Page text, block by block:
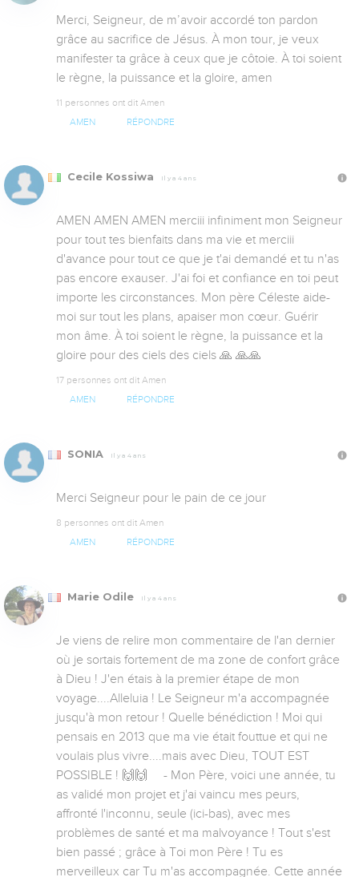
Merci, Seigneur, de m’avoir accordé ton pardon
grâce au sacrifice de Jésus. À mon tour, je veux
manifester ta grâce à ceux que je côtoie. À toi soient
le règne, la puissance et la gloire, amen
11 personnes ont dit Amen
AMEN RÉPONDRE
Cecile Kossiwa Il y a 4 ans
AMEN AMEN AMEN merciii infiniment mon Seigneur
pour tout tes bienfaits dans ma vie et merciii
d'avance pour tout ce que je t'ai demandé et tu n'as
pas encore exauser. J'ai foi et confiance en toi peut
importe les circonstances. Mon père Céleste aide-
moi sur tout les plans, apaiser mon cœur. Guérir
mon âme. À toi soient le règne, la puissance et la
gloire pour des ciels des ciels 🙏 🙏🙏
17 personnes ont dit Amen
AMEN RÉPONDRE
SONIA Il y a 4 ans
Merci Seigneur pour le pain de ce jour
8 personnes ont dit Amen
AMEN RÉPONDRE
Marie Odile Il y a 4 ans
Je viens de relire mon commentaire de l'an dernier
où je sortais fortement de ma zone de confort grâce
à Dieu ! J'en étais à la premier étape de mon
voyage....Alleluia ! Le Seigneur m'a accompagnée
jusqu'à mon retour ! Quelle bénédiction ! Moi qui
pensais en 2013 que ma vie était fouttue et qui ne
voulais plus vivre....mais avec Dieu, TOUT EST
POSSIBLE ! 🙌🙌     - Mon Père, voici une année, tu
as validé mon projet et j'ai vaincu mes peurs,
affronté l'inconnu, seule (ici-bas), avec mes
problèmes de santé et ma malvoyance ! Tout s'est
bien passé ; grâce à Toi mon Père ! Tu es
merveilleux car Tu m'as accompagnée. Cette année